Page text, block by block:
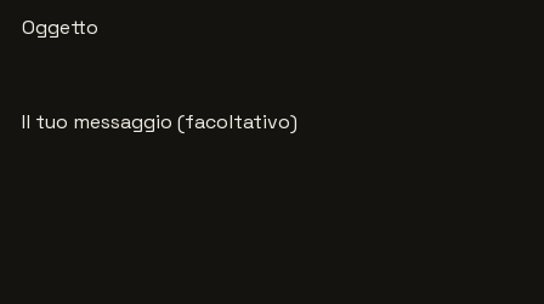
Oggetto
Il tuo messaggio (facoltativo)